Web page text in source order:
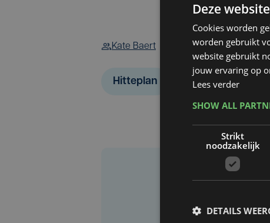
Kate Baert
Hitteplan
Deze
Cookies worden
worden gebruikt
website gebruikt
jouw ervaring op
Lees verder
SHOW ALL
Strikt
noodzakelijk
DETAILS